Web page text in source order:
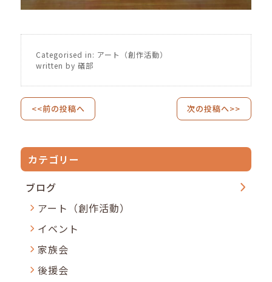
Categorised in: アート（創作活動）
written by 礒部
<<前の投稿へ 次の投稿へ>>
カテゴリー
ブログ
アート（創作活動）
イベント
家族会
後援会